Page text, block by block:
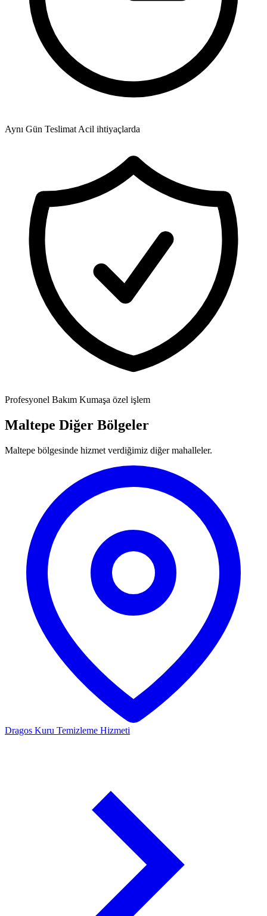
Aynı Gün Teslimat Acil ihtiyaçlarda
Profesyonel Bakım Kumaşa özel işlem
Maltepe Diğer Bölgeler
Maltepe bölgesinde hizmet verdiğimiz diğer mahalleler.
Dragos Kuru Temizleme Hizmeti